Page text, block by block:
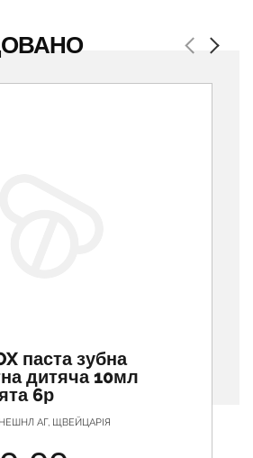
Previous
паста зубна
дитяча 10мл
6р
АГ, ЩВЕЙЦАРІЯ
Next